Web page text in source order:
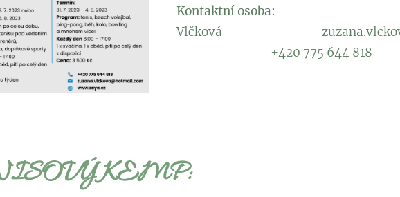
Kontaktní
Vlčková
+420 775 644 818
KEMP: